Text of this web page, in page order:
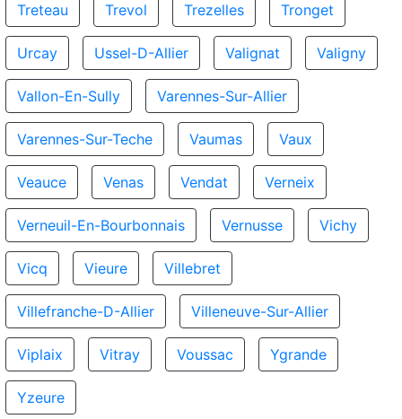
Treteau Trevol Trezelles Tronget
Urcay Ussel-D-Allier Valignat Valigny
Vallon-En-Sully Varennes-Sur-Allier
Varennes-Sur-Teche Vaumas Vaux
Veauce Venas Vendat Verneix
Verneuil-En-Bourbonnais Vernusse Vichy
Vicq Vieure Villebret
Villefranche-D-Allier Villeneuve-Sur-Allier
Viplaix Vitray Voussac Ygrande
Yzeure